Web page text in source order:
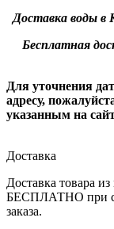
Доставка воды в
Бесплатная
Для уточнения
адресу,
указанным на
Доставка
Доставка товара
БЕСПЛАТНО при
заказа.